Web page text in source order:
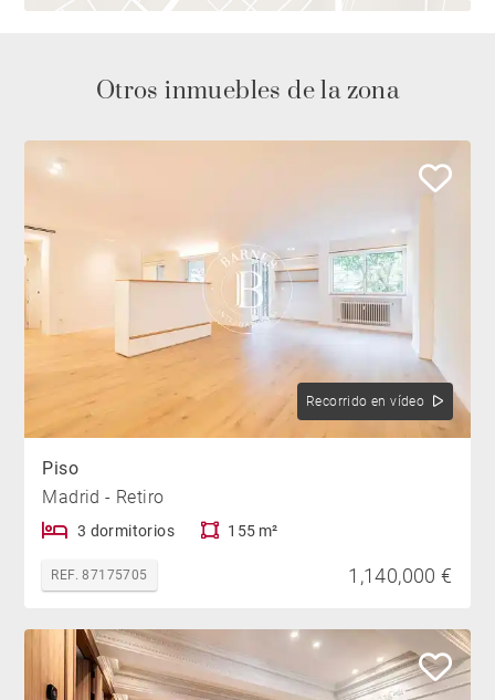
Otros inmuebles de la zona
Recorrido en vídeo
Piso
Madrid - Retiro
3 dormitorios 155 m²
REF. 87175705 1,140,000 €